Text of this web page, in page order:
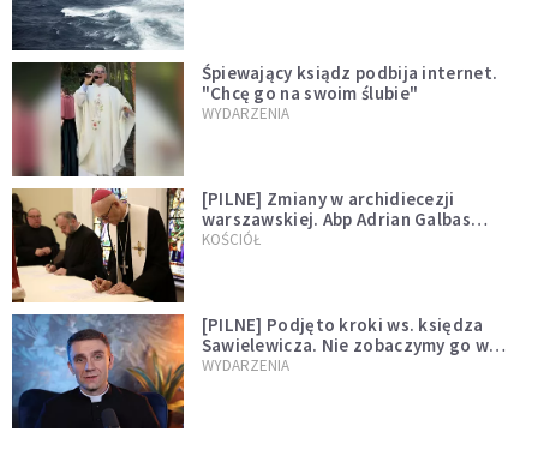
Śpiewający ksiądz podbija internet.
"Chcę go na swoim ślubie"
WYDARZENIA
[PILNE] Zmiany w archidiecezji
warszawskiej. Abp Adrian Galbas
wręczył dekrety nowym proboszczom
KOŚCIÓŁ
[PILNE] Podjęto kroki ws. księdza
Sawielewicza. Nie zobaczymy go w
mediach
WYDARZENIA